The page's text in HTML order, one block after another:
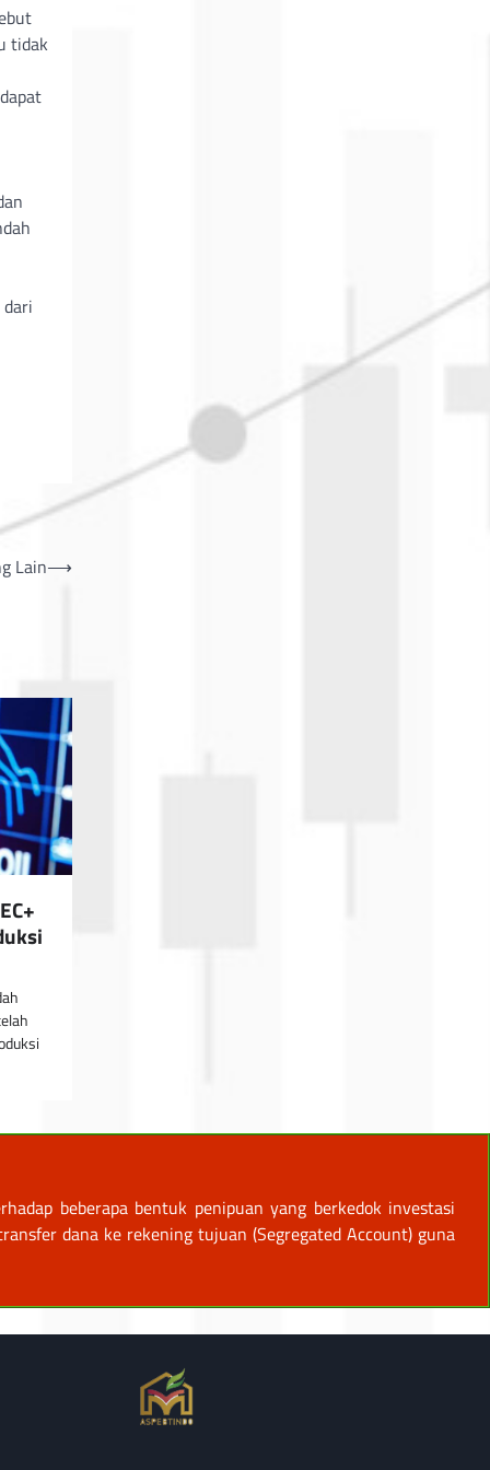
tidak
Lain⟶
beberapa bentuk penipuan yang berkedok investasi
dana ke rekening tujuan (Segregated Account) guna